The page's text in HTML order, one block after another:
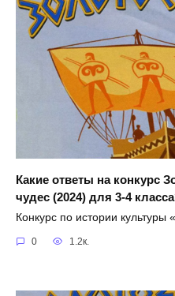
Какие ответы на конкурс
чудес (2024) для 3-4
Конкурс по истории культуры
0 1.2к.